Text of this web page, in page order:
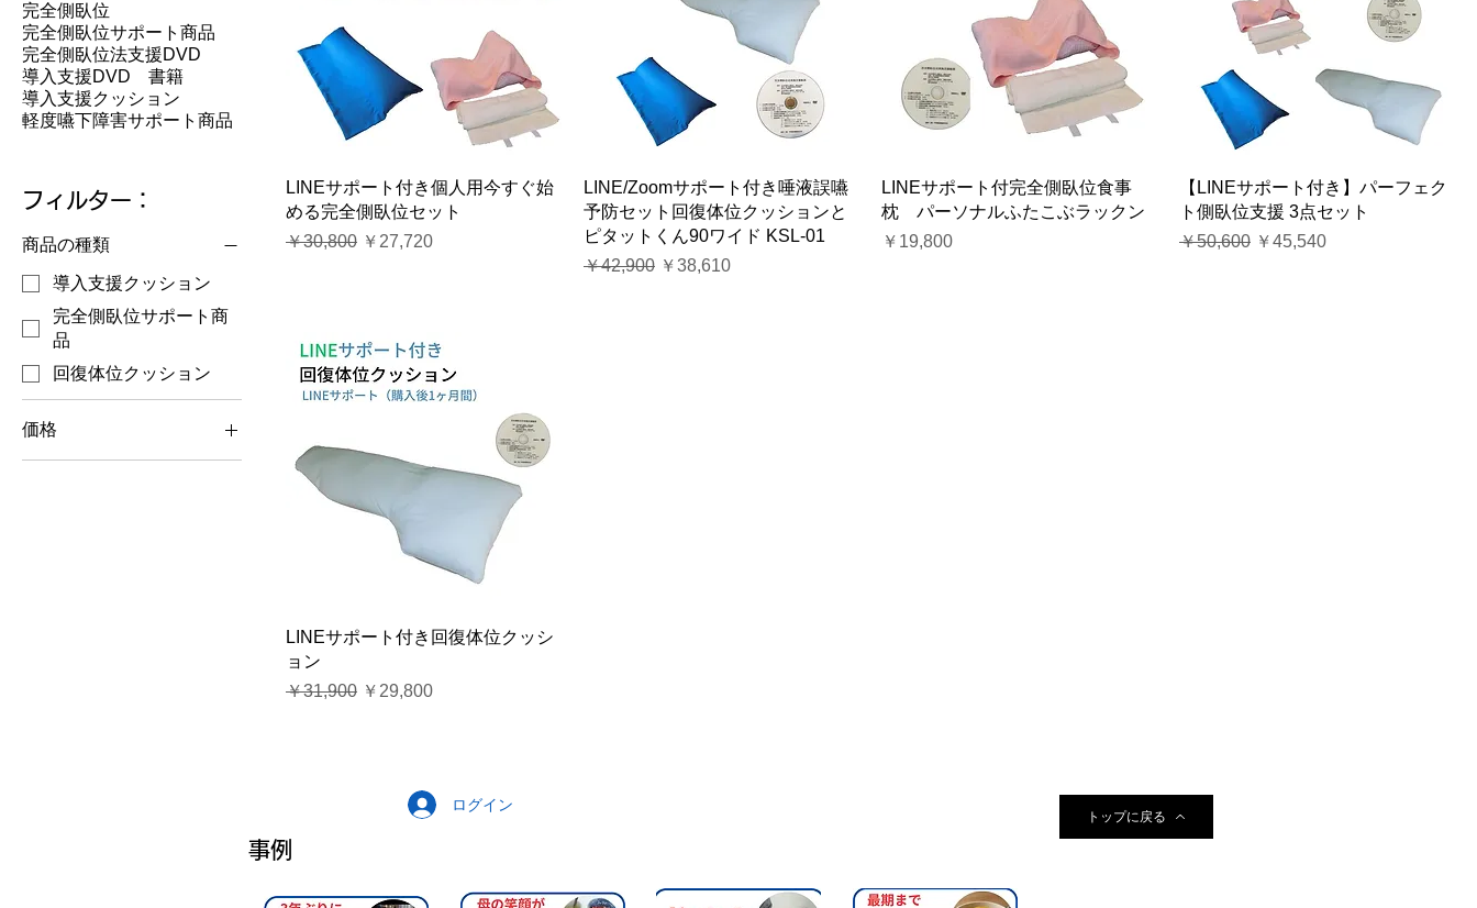
完全側臥位
完全側臥位サポート商品
完全側臥位法支援DVD
導入支援DVD 書籍
導入支援クッション
軽度嚥下障害サポート商品
フィルター：
商品の種類
導入支援クッション
完全側臥位サポート商
品
回復体位クッション
価格
LINEサポート付き個人用今すぐ始
める完全側臥位セット
通常価格
￥30,800 セール価格
￥27,720
LINE/Zoomサポート付き唾液誤嚥
予防セット回復体位クッションと
ピタットくん90ワイド KSL-01
通常価格
￥42,900 セール価格
￥38,610
LINEサポート付完全側臥位食事
枕 パーソナルふたこぶラックン
価格
￥19,800
【LINEサポート付き】パーフェク
ト側臥位支援 3点セット
通常価格
￥50,600 セール価格
￥45,540
LINEサポート付き回復体位クッシ
ョン
通常価格
￥31,900 セール価格
￥29,800
ログイン
事例
トップに戻る